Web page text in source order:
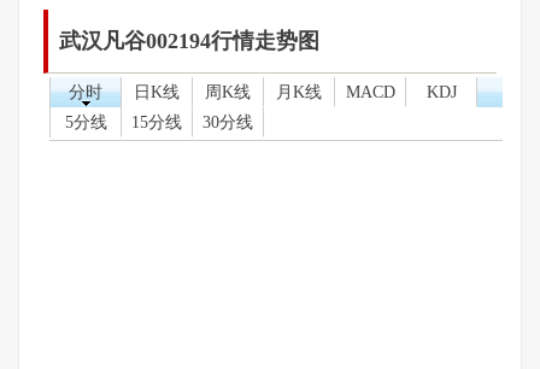
武汉凡谷002194行情走势图
分时 日K线 周K线 月K线 MACD
KDJ
5分线
15分线 30分线